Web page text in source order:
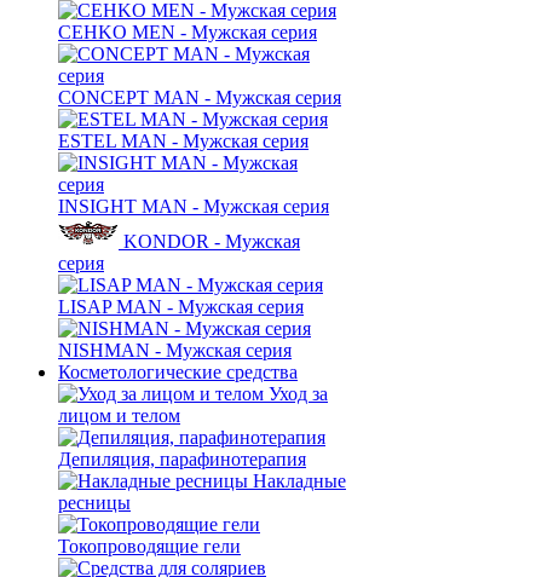
CEHKO MEN - Мужская серия
CONCEPT MAN - Мужская серия
ESTEL MAN - Мужская серия
INSIGHT MAN - Мужская серия
KONDOR - Мужская
серия
LISAP MAN - Мужская серия
NISHMAN - Мужская серия
Косметологические средства
Уход за
лицом и телом
Депиляция, парафинотерапия
Накладные
ресницы
Токопроводящие гели